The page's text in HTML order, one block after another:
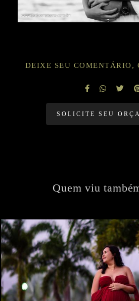
DEIXE SEU COMENTÁRIO,
SOLICITE SEU
Quem viu